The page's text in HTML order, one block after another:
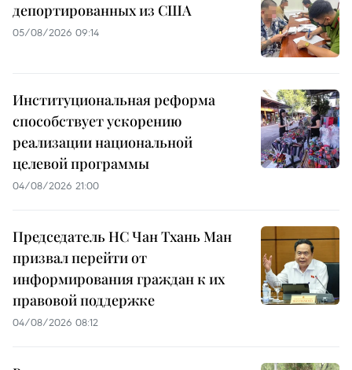
депортированных из США
05/08/2026 09:14
Институциональная реформа
способствует ускорению
реализации национальной
целевой программы
04/08/2026 21:00
Председатель НС Чан Тхань Ман
призвал перейти от
информирования граждан к их
правовой поддержке
04/08/2026 08:12